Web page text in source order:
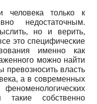
человека только к
недостаточным.
но и верить,
это специфические
именно как
можно найти
превозносить власть
а в современных
такие собственно